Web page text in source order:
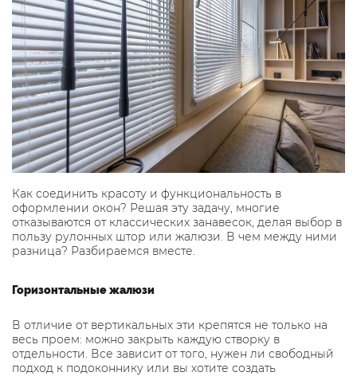
Как соединить красоту и функциональность в
оформлении окон? Решая эту задачу, многие
отказываются от классических занавесок, делая выбор в
пользу рулонных штор или жалюзи. В чем между ними
разница? Разбираемся вместе.
Горизонтальные жалюзи
В отличие от вертикальных эти крепятся не только на
весь проем: можно закрыть каждую створку в
отдельности. Все зависит от того, нужен ли свободный
подход к подоконнику или вы хотите создать